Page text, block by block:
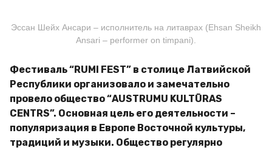
Эссан Шейх Ансари – исполнитель на литаврах (Ehsan Sheikh
Ansari – performer on timpani).
Фестиваль “RUMI FEST” в столице Латвийской
Республики организовало и замечательно
провело общество “AUSTRUMU KULTŪRAS
CENTRS”. Основная цель его деятельности –
популяризация в Европе Восточной культуры,
традиций и музыки. Общество регулярно